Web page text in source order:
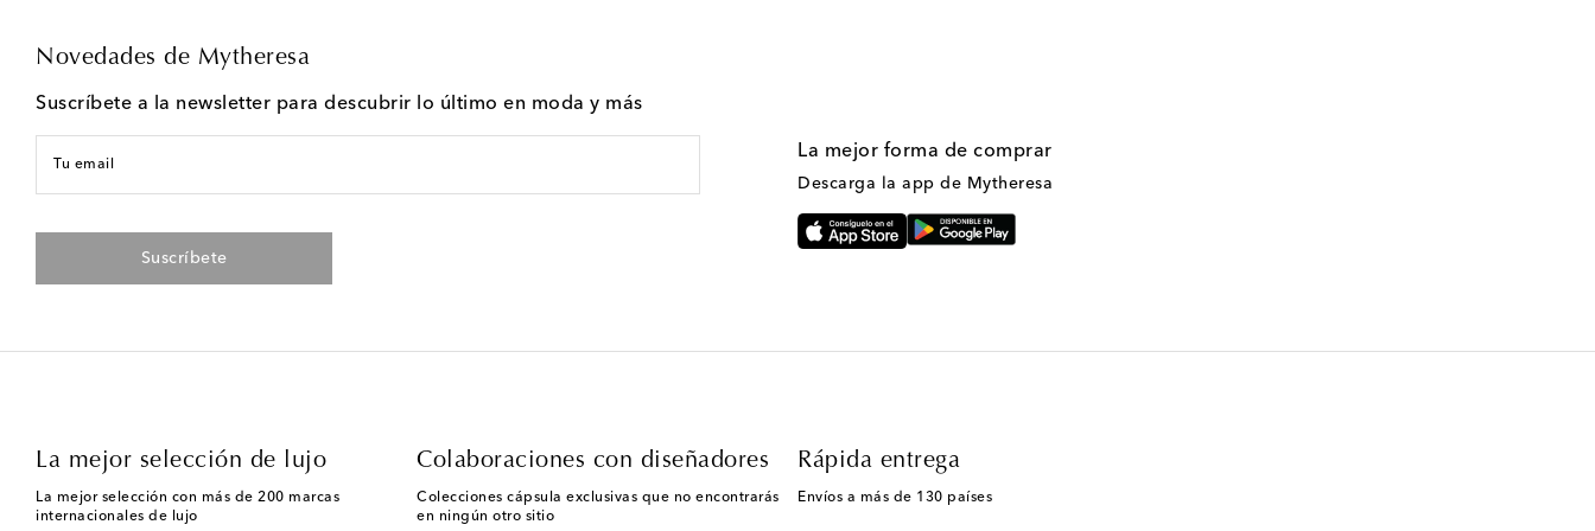
Novedades de Mytheresa
Suscríbete a la newsletter para descubrir lo último en moda y más
Tu email
Suscríbete
La mejor forma de comprar
Descarga la app de Mytheresa
La mejor selección de lujo
La mejor selección con más de 200 marcas
internacionales de lujo
Colaboraciones con diseñadores
Colecciones cápsula exclusivas que no encontrarás
en ningún otro sitio
Rápida entrega
Envíos a más de 130 países